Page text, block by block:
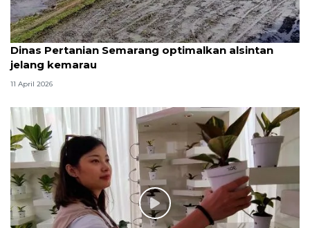
Dinas Pertanian Semarang optimalkan alsintan
jelang kemarau
11 April 2026